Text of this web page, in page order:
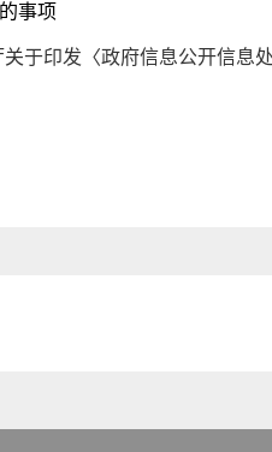
事项
印发〈政府信息公开信息